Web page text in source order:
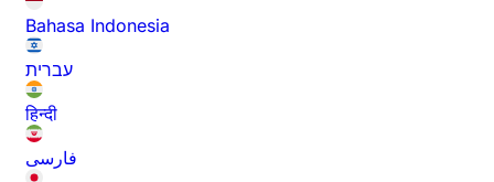
Bahasa Indonesia
עברית
हिन्दी
فارسی